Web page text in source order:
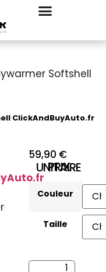
Softshell
ClickAndBuyAuto.fr
59,90 €
PRIX UNITAIRE
Couleur
Taille